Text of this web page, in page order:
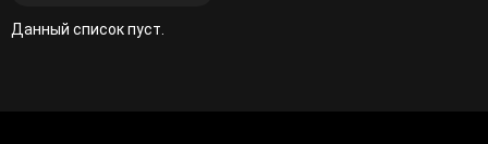
Данный список пуст.